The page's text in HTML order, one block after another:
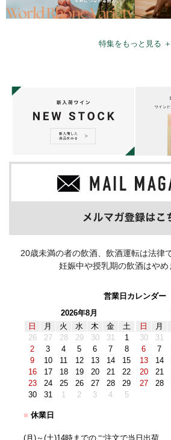
特集をもっと見る ＋
20歳未満の者の飲酒、飲酒運転は法律
妊娠中や授乳期の飲酒はやめ
営業日カレンダー
2026年8月
日
月 火 水 木 金
土
26
27 28 29 30 31
1
2
3 4 5 6 7
8
9
10 11 12 13 14
15
16
17 18 19 20 21
22
23
24 25 26 27 28
29
30
31 1 2 3 4 5
日
月
30
31
6
7
13
14
20
21
27
28
■ 休業日
(月)～(土)14時までのご注文で当日出荷